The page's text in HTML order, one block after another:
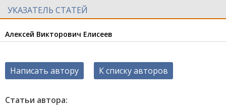
УКАЗАТЕЛЬ СТАТЕЙ
Алексей Викторович Елисеев
Написать автору К списку авторов
Статьи автора: